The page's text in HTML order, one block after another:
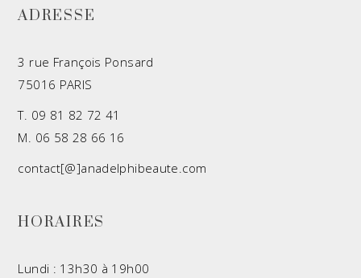
ADRESSE
3 rue François Ponsard
75016 PARIS
T. 09 81 82 72 41
M. 06 58 28 66 16
contact[@]anadelphibeaute.com
HORAIRES
Lundi : 13h30 à 19h00